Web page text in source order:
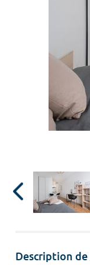
Description